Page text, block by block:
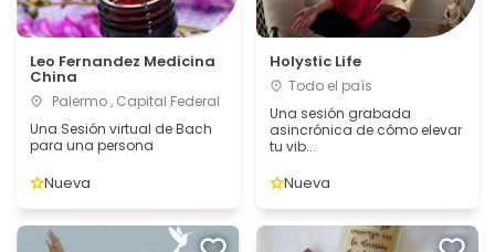
Leo Fernandez Medicina
China
Palermo , Capital Federal
Una Sesión virtual de Bach
para una persona
Nueva
Holystic Life
Todo el país
Una sesión grabada
asincrónica de cómo elevar
tu vib...
Nueva